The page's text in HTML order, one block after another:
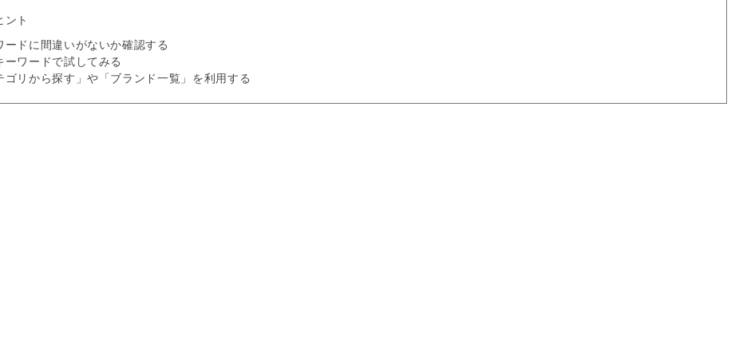
ント
ードに間違いがないか確認する
ーワードで試してみる
ゴリから探す」や「ブランド一覧」を利用する